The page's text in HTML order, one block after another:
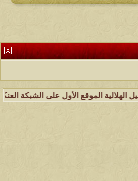
الأول على الشبكة العنكبوتية الذي